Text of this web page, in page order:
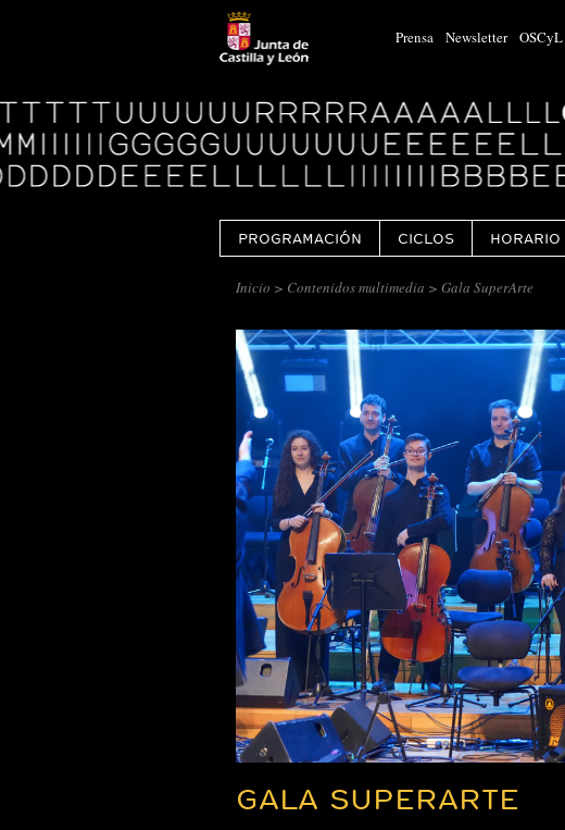
Prensa Newsletter OSCyL
Logo
Centro
Cultural
Miguel
Delibes
PROGRAMACIÓN CICLOS
Inicio > Contenidos multimedia > Gala SuperArte
GALA SUPERARTE